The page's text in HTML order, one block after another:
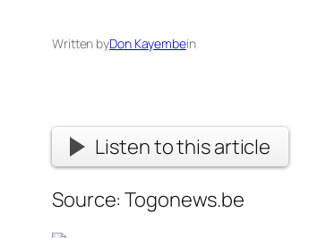
Written byDon Kayembein
Listen to this article
Source: Togonews.be